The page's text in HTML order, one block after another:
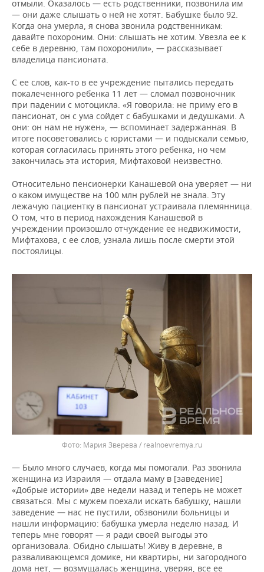
отмыли. Оказалось — есть родственники, позвонила им
— они даже слышать о ней не хотят. Бабушке было 92.
Когда она умерла, я снова звонила родственникам:
давайте похороним. Они: слышать не хотим. Увезла ее к
себе в деревню, там похоронили», — рассказывает
владелица пансионата.
С ее слов, как-то в ее учреждение пытались передать
покалеченного ребенка 11 лет — сломал позвоночник
при падении с мотоцикла. «Я говорила: не приму его в
пансионат, он с ума сойдет с бабушками и дедушками. А
они: он нам не нужен», — вспоминает задержанная. В
итоге посоветовались с юристами — и подыскали семью,
которая согласилась принять этого ребенка, но чем
закончилась эта история, Мифтаховой неизвестно.
Относительно пенсионерки Канашевой она уверяет — ни
о каком имуществе на 100 млн рублей не знала. Эту
лежачую пациентку в пансионат устраивала племянница.
О том, что в период нахождения Канашевой в
учреждении произошло отчуждение ее недвижимости,
Мифтахова, с ее слов, узнала лишь после смерти этой
постоялицы.
Мария Зверева / realnoevremya.ru
— Было много случаев, когда мы помогали. Раз звонила
женщина из Израиля — отдала маму в [заведение]
«Добрые истории» две недели назад и теперь не может
связаться. Мы с мужем поехали искать бабушку, нашли
заведение — нас не пустили, обзвонили больницы и
нашли информацию: бабушка умерла неделю назад. И
теперь мне говорят — я ради своей выгоды это
организовала. Обидно слышать! Живу в деревне, в
разваливающемся домике, ни квартиры, ни загородного
дома нет, — возмущалась женщина, уверяя, все ее